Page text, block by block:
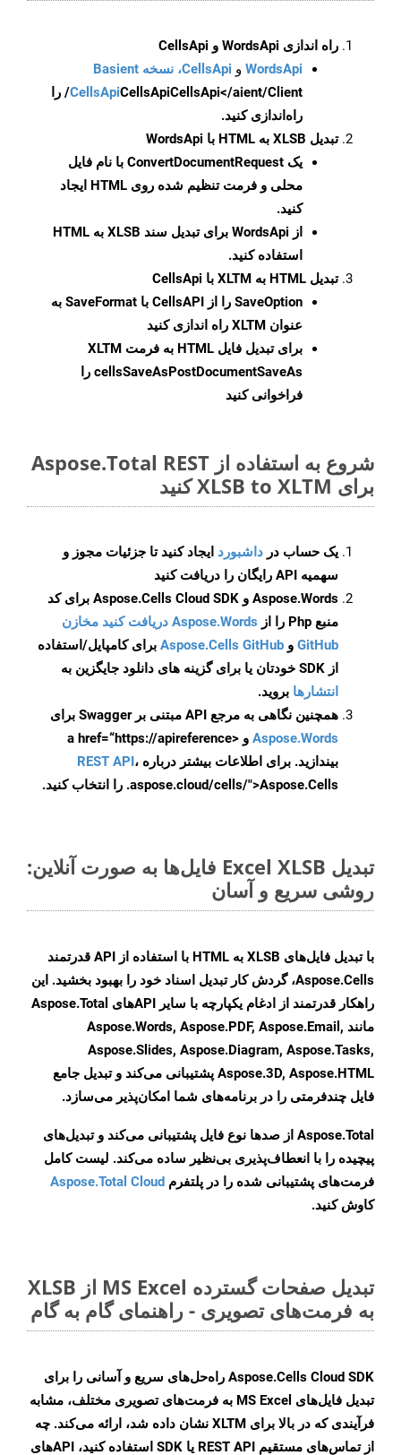
راه اندازی WordsApi و CellsApi
WordsApi و CellsApi، نسخه Basient
CellsApiCellsApi
CellsApi</aient/Client/ را
راه‌اندازی کنید.
تبدیل XLSB به HTML با WordsApi
یک ConvertDocumentRequest با نام فایل
محلی و فرمت تنظیم شده روی HTML ایجاد
کنید.
از WordsApi برای تبدیل سند XLSB به HTML
استفاده کنید.
تبدیل HTML به XLTM با CellsApi
SaveOption
را از CellsAPI با SaveFormat به
عنوان XLTM راه اندازی کنید
برای تبدیل فایل HTML به فرمت
XLTM
cellsSaveAsPostDocumentSaveAs را
فراخوانی کنید
شروع به استفاده از Aspose.Total REST
برای XLSB to XLTM کنید
یک حساب در داشبورد ایجاد کنید تا جزئیات مجوز و
سهمیه API رایگان را دریافت کنید
Aspose.Words و Aspose.Cells Cloud SDK برای کد
منبع Php را از
Aspose.Words دریافت کنید مخازن
GitHub و Aspose.Cells GitHub برای کامپایل/استفاده
از SDK خودتان یا برای گزینه های دانلود جایگزین به
انتشارها بروید.
همچنین نگاهی به مرجع API مبتنی بر Swagger برای
Aspose.Words
و <a href=“https://apireference
بیندازید. برای اطلاعات بیشتر درباره REST API،
.aspose.cloud/cells/">Aspose.Cells را انتخاب کنید.
تبدیل Excel XLSB فایل‌ها به صورت آنلاین:
روشی سریع و آسان
با تبدیل فایل‌های XLSB به HTML با استفاده از API قدرتمند
Aspose.Cells، گردش کار تبدیل اسناد خود را بهبود بخشید. این
راهکار قدرتمند از ادغام یکپارچه با سایر APIهای Aspose.Total
مانند Aspose.Words, Aspose.PDF, Aspose.Email,
Aspose.Slides, Aspose.Diagram, Aspose.Tasks,
Aspose.3D, Aspose.HTML پشتیبانی می‌کند و تبدیل جامع
فایل چندفرمتی را در برنامه‌های شما امکان‌پذیر می‌سازد.
Aspose.Total از صدها نوع فایل پشتیبانی می‌کند و تبدیل‌های
پیچیده را با انعطاف‌پذیری بی‌نظیر ساده می‌کند. لیست کامل
فرمت‌های پشتیبانی شده را در پلتفرم Aspose.Total Cloud
کاوش کنید.
تبدیل صفحات گسترده MS Excel از XLSB
به فرمت‌های تصویری - راهنمای گام به گام
Aspose.Cells Cloud SDK راه‌حل‌های سریع و آسانی را برای
تبدیل فایل‌های MS Excel به فرمت‌های تصویری مختلف، مشابه
فرآیندی که در بالا برای XLTM نشان داده شد، ارائه می‌کند. چه
از تماس‌های مستقیم REST API یا SDK استفاده کنید، APIهای